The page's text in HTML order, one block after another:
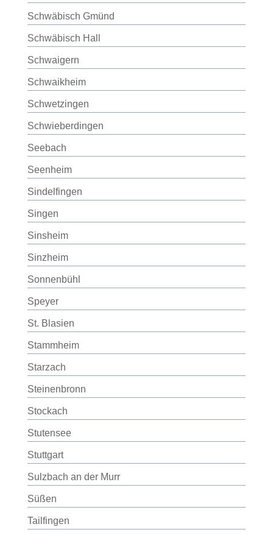
Schwäbisch Gmünd
Schwäbisch Hall
Schwaigern
Schwaikheim
Schwetzingen
Schwieberdingen
Seebach
Seenheim
Sindelfingen
Singen
Sinsheim
Sinzheim
Sonnenbühl
Speyer
St. Blasien
Stammheim
Starzach
Steinenbronn
Stockach
Stutensee
Stuttgart
Sulzbach an der Murr
Süßen
Tailfingen